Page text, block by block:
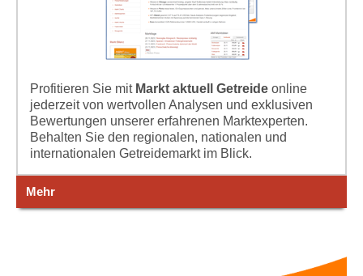
Profitieren Sie mit Markt aktuell Getreide online
jederzeit von wertvollen Analysen und exklusiven
Bewertungen unserer erfahrenen Marktexperten.
Behalten Sie den regionalen, nationalen und
internationalen Getreidemarkt im Blick.
Mehr